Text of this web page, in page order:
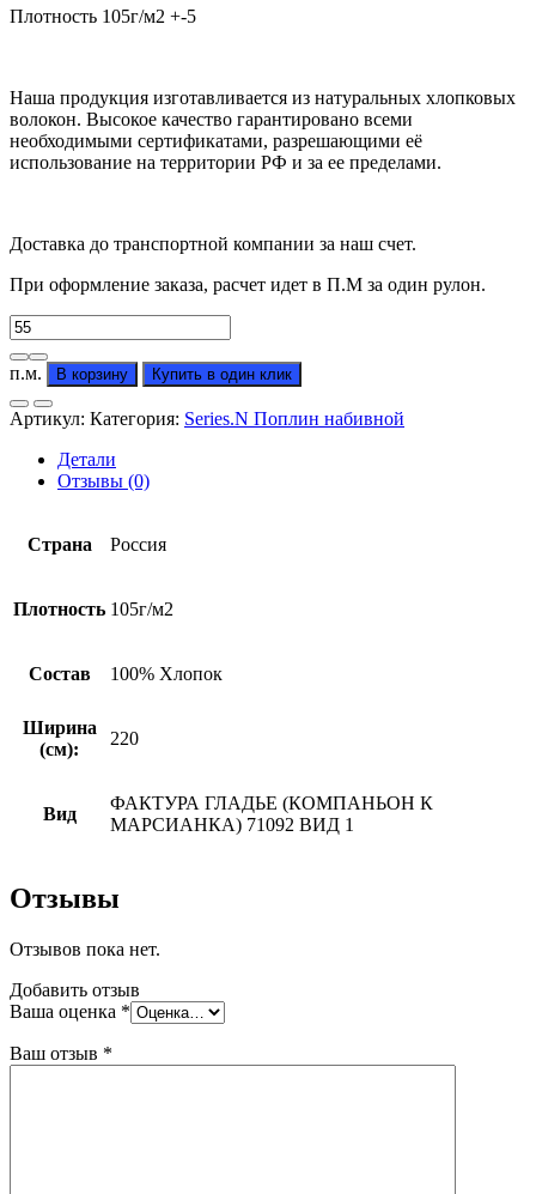
Плотность 105г/м2 +-5
Наша продукция изготавливается из натуральных хлопковых
волокон. Высокое качество гарантировано всеми
необходимыми сертификатами, разрешающими её
использование на территории РФ и за ее пределами.
Доставка до транспортной компании за наш счет.
При оформление заказа, расчет идет в П.М за один рулон.
Количество
товара
Поплин
компаньон
к
марсианка
"Фактура
гладье"
п.м. В корзину Купить в один клик
Артикул: Категория: Series.N Поплин набивной
Детали
Отзывы (0)
Страна Россия
Плотность 105г/м2
Состав 100% Хлопок
Ширина
(см):
220
Вид
ФАКТУРА ГЛАДЬЕ (КОМПАНЬОН К
МАРСИАНКА) 71092 ВИД 1
Отзывы
Отзывов пока нет.
Добавить отзыв
Ваша оценка *
Ваш отзыв *